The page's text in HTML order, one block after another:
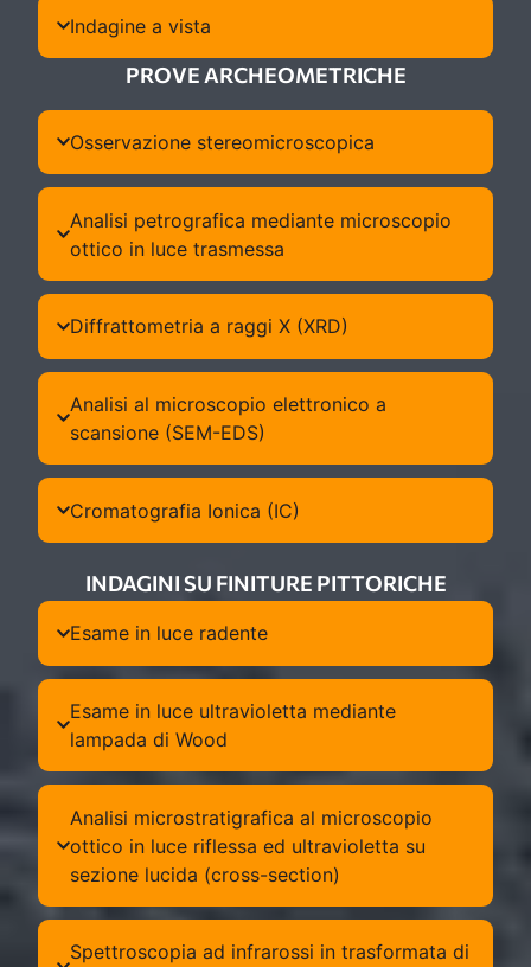
Indagine a vista
PROVE ARCHEOMETRICHE
Osservazione stereomicroscopica
Analisi petrografica mediante microscopio
ottico in luce trasmessa
Diffrattometria a raggi X (XRD)
Analisi al microscopio elettronico a
scansione (SEM-EDS)
Cromatografia Ionica (IC)
INDAGINI SU FINITURE PITTORICHE
Esame in luce radente
Esame in luce ultravioletta mediante
lampada di Wood
Analisi microstratigrafica al microscopio
ottico in luce riflessa ed ultravioletta su
sezione lucida (cross-section)
Spettroscopia ad infrarossi in trasformata di